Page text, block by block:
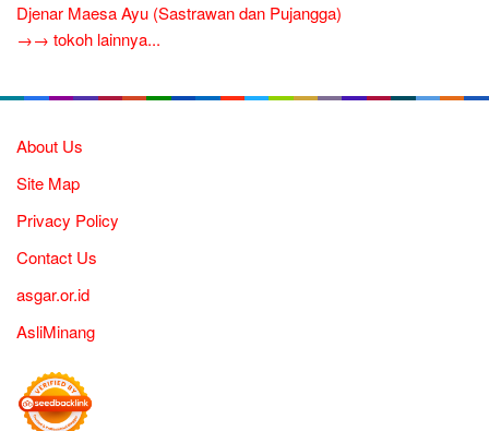
Djenar Maesa Ayu (Sastrawan dan Pujangga)
→→ tokoh lainnya...
About Us
Site Map
Privacy Policy
Contact Us
asgar.or.id
AsliMinang